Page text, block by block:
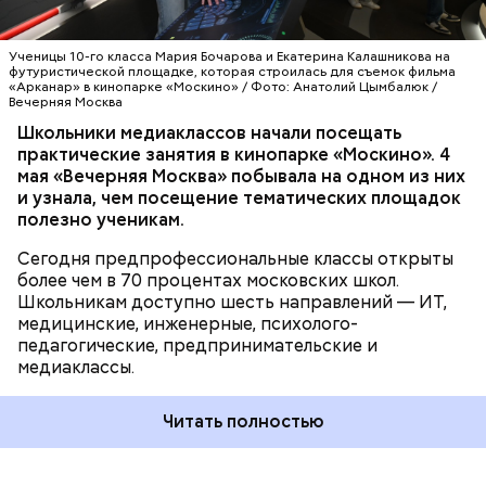
Ученицы 10-го класса Мария Бочарова и Екатерина Калашникова на
футуристической площадке, которая строилась для съемок фильма
«Арканар» в кинопарке «Москино» / Фото: Анатолий Цымбалюк /
Вечерняя Москва
Школьники медиаклассов начали посещать
практические занятия в кинопарке «Москино». 4
мая «Вечерняя Москва» побывала на одном из них
и узнала, чем посещение тематических площадок
полезно ученикам.
Сегодня предпрофессиональные классы открыты
более чем в 70 процентах московских школ.
Школьникам доступно шесть направлений — ИТ,
медицинские, инженерные, психолого-
педагогические, предпринимательские и
медиаклассы.
профессию, — отметила заместитель мэра Москвы
по вопросам социального развития Анастасия
Ракова. — Речь идет о полноценном погружении:
ребята работают на реальных площадках вместе с
действующими специалистами из интересующей
их сферы. Одно из направлений
предпрофессионального образования —
медиаклассы, в которых сегодня учатся более
шести тысяч школьников.
Читать полностью
МОЛОДЕЖЬ ОБРАЗОВАНИЕ
МОСКВА
ШКОЛЫ
МОСКИНО
инфраструктуры ведется под надзором
специалистов Мосгосстройнадзора.
архитектурно-градостроительным решениям. Это
гарантирует качество и безопасность зданий при
их дальнейшей эксплуатации.